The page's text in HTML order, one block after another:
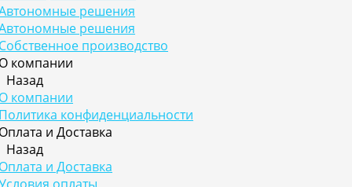
решения
решения
производство
компании
Назад
компании
конфиденциальности
и Доставка
Назад
и Доставка